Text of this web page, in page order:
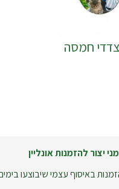
חמסה
יצור להזמנות אונליין
באיסוף עצמי שיבוצעו בימים א-ה עד שעה 18:00 –